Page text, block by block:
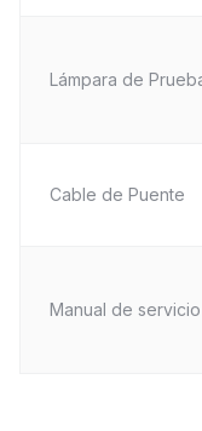
Lámpara de
Cable de Puente
Manual de servicio